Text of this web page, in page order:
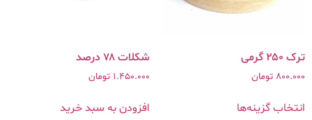
ترک ۲۵۰ گرمی
800.000 تومان
انتخاب گزینه‌ها
شکلات ۷۸ درصد
1.450.000 تومان
افزودن به سبد خرید